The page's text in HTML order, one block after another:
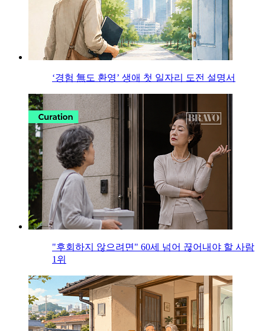
‘경험 無도 환영’ 생애 첫 일자리 도전 설명서
"후회하지 않으려면" 60세 넘어 끊어내야 할 사람
1위